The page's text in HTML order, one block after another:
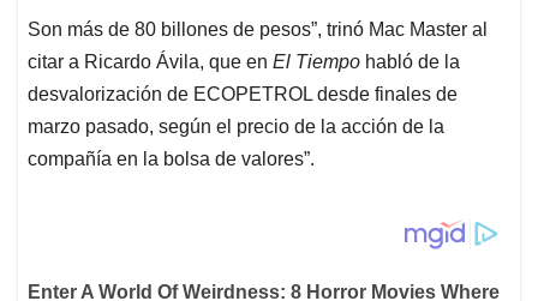
Son más de 80 billones de pesos”, trinó Mac Master al
citar a Ricardo Ávila, que en El Tiempo habló de la
desvalorización de ECOPETROL desde finales de
marzo pasado, según el precio de la acción de la
compañía en la bolsa de valores”.